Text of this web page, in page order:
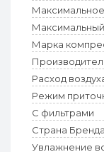
Марка
Расход
Режим
С фильтрами
Страна Бренда
Увлажнение